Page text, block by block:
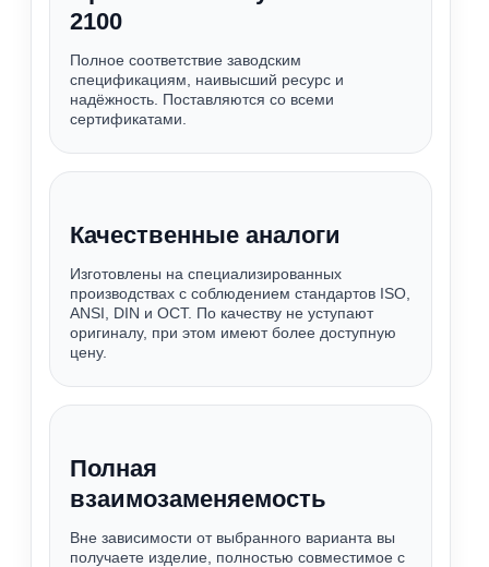
2100
Полное соответствие заводским
спецификациям, наивысший ресурс и
надёжность. Поставляются со всеми
сертификатами.
Качественные аналоги
Изготовлены на специализированных
производствах с соблюдением стандартов ISO,
ANSI, DIN и ОСТ. По качеству не уступают
оригиналу, при этом имеют более доступную
цену.
Полная
взаимозаменяемость
Вне зависимости от выбранного варианта вы
получаете изделие, полностью совместимое с